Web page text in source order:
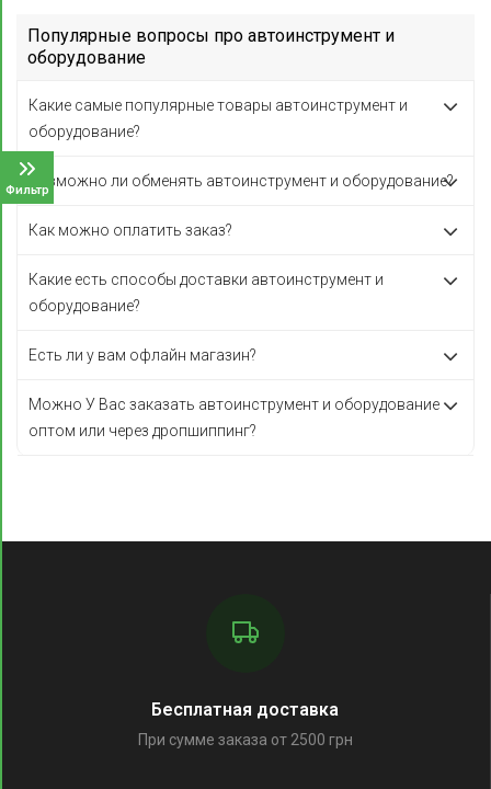
Фильтр
Популярные вопросы про автоинструмент и
оборудование
Какие самые популярные товары автоинструмент и
оборудование?
Возможно ли обменять автоинструмент и оборудование?
Как можно оплатить заказ?
Какие есть способы доставки автоинструмент и
оборудование?
Есть ли у вам офлайн магазин?
Можно У Вас заказать автоинструмент и оборудование
оптом или через дропшиппинг?
Бесплатная доставка
При сумме заказа от 2500 грн